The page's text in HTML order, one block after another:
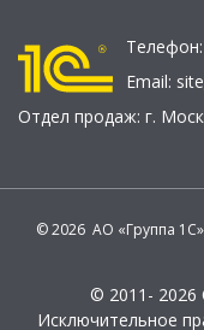
Телефон:
Email:
Отдел продаж: г.
© 2026 АО «Группа
© 2011-
Исключительное